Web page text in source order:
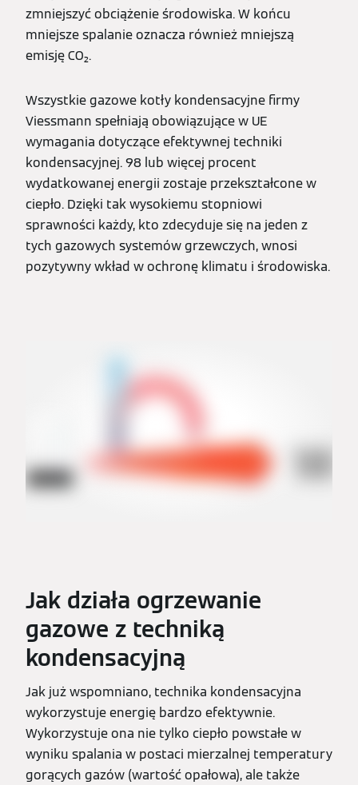
zmniejszyć obciążenie środowiska. W końcu
mniejsze spalanie oznacza również mniejszą
emisję CO₂.
Wszystkie gazowe kotły kondensacyjne firmy
Viessmann spełniają obowiązujące w UE
wymagania dotyczące efektywnej techniki
kondensacyjnej. 98 lub więcej procent
wydatkowanej energii zostaje przekształcone w
ciepło. Dzięki tak wysokiemu stopniowi
sprawności każdy, kto zdecyduje się na jeden z
tych gazowych systemów grzewczych, wnosi
pozytywny wkład w ochronę klimatu i środowiska.
Jak działa ogrzewanie
gazowe z techniką
kondensacyjną
Jak już wspomniano, technika kondensacyjna
wykorzystuje energię bardzo efektywnie.
Wykorzystuje ona nie tylko ciepło powstałe w
wyniku spalania w postaci mierzalnej temperatury
gorących gazów (wartość opałowa), ale także